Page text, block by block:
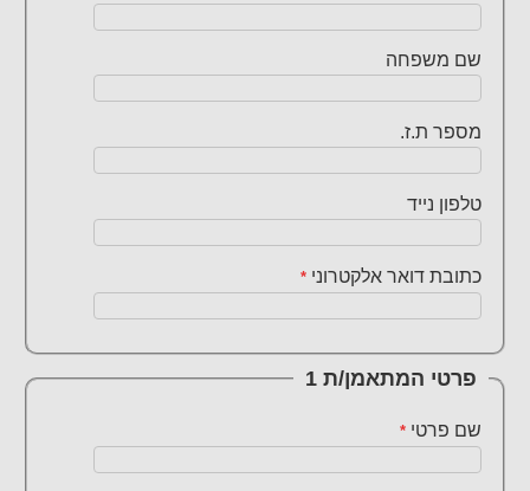
שם משפחה
מספר ת.ז.
טלפון נייד
כתובת דואר אלקטרוני*
פרטי המתאמן/ת 1
שם פרטי*